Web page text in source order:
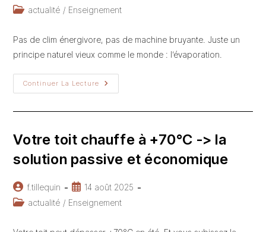
de
publiée :
Post actualité / Enseignement
Pas de clim énergivore, pas de machine bruyante. Juste un
principe naturel vieux comme le monde : l’évaporation.
Continuer La Lecture
Et
Si
Avec
De
Votre toit chauffe à +70°C -> la
solution passive et économique
Auteur/autrice
de
f.tillequin
Publication
publiée :
14 août 2025
Post actualité / Enseignement